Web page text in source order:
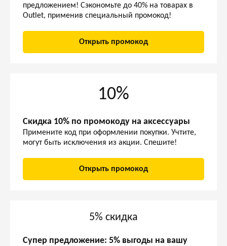
предложением! Сэкономьте до 40% на товарах в
Outlet, применив специальный промокод!
Открыть промокод
10%
Скидка 10% по промокоду на аксессуары
Примените код при оформлении покупки. Учтите,
могут быть исключения из акции. Спешите!
Открыть промокод
5% скидка
Супер предложение: 5% выгоды на вашу